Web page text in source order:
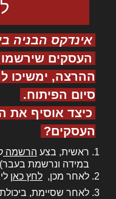
אינדקס הבניה
העסקים
ההרצה, ימשיכו
סיום הפיתוח.
כיצד אוסיף את
העסקים?
ראשית, בצע הרשמה
במידה ונרשמת
לאחר מכן, לחץ כאן
לאחר שסיימת,